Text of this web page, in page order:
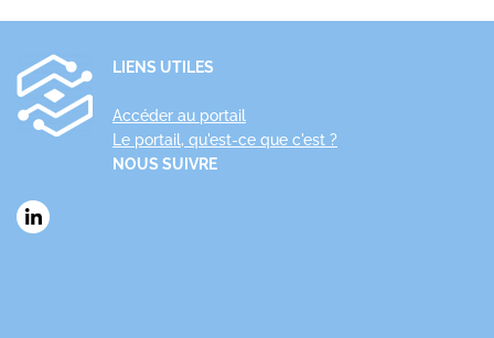
LIENS UTILES
Accéder au portail
Le portail, qu'est-ce que c'est ?
NOUS SUIVRE